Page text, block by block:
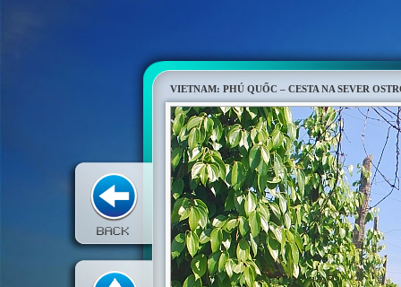
VIETNAM: PHÚ QUỐC – CESTA NA SEVER